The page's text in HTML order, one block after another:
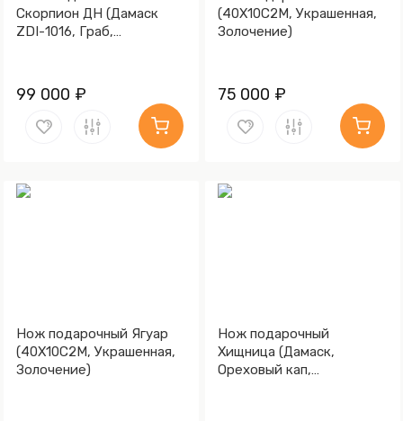
Скорпион ДН (Дамаск
ZDI-1016, Граб,
99 000 ₽
(40Х10С2М, Украшенная,
Золочение)
75 000 ₽
Нож подарочный Ягуар
(40Х10С2М, Украшенная,
Золочение)
Нож подарочный
Хищница (Дамаск,
Ореховый кап,